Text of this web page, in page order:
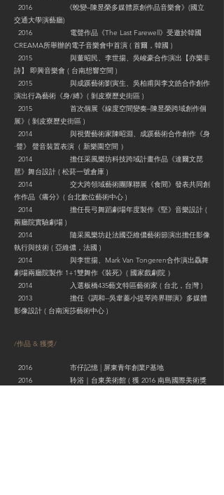
2016 《蛻變–陳昱榮多媒體原創作品音樂會》(國立
交通大學演藝廳)
2016 電聲作品《The Last Farewell》受邀於韓國
CREAMA所舉辦的電子音樂會中首演 ( 首爾，韓國 )
2015 與董昭民、李世揚、吳峻豪合作演出【亦樂非
詩】 即興音樂會 ( 台南想響空間 )
2015 與成蹊藝術劉寅生、吳柏甫與李文皓合作創作
演出行為藝術《身/縛》( 剝皮寮歷史街區 )
2015 首次個展《線度空間變奏–陳昱榮跨域創作個
展》( 剝皮寮歷史街區 )
2014 與視覺藝術家陳昭淵、成蹊藝術合作創作《身
·聲》 聲音裝置表演（ 新樂園空間 ）
2014 擔任采風樂坊科技跨域計畫作品《達爾文琵
琶》舞台設計 ( 松菸一號倉庫 )
2014 交大跨領域藝術團隊聯展《食間》發表共同創
作作品《癢分》( 台北數位藝術中心 )
2014 擔任長弓舞蹈劇場年度製作《堅》音樂設計 (
兩廳院實驗劇場 )
2014 隨采風樂坊赴法國亞維儂藝術節演出擔任影像
執行與技術 ( 亞維儂，法國 )
2014 與李世揚、Mark Van Tongeren合作演出驫舞
劇場兩廳院製作 1+1雙舞作《裝死》( 國家戲劇院 ）
2014 入選板橋435藝文特區藝術家 ( 台北，台灣 )
2013 擔任《調和--吳韋蓁小提琴跨界聯演》多媒體
影像設計 ( 台南涴莎藝術中心 )
/作品 & 獲獎/
2016 市仔記憶 | 屏東青年創業P基地
2016 聆浴｜台東美術館 ( 獲 2016 南島國際美術獎